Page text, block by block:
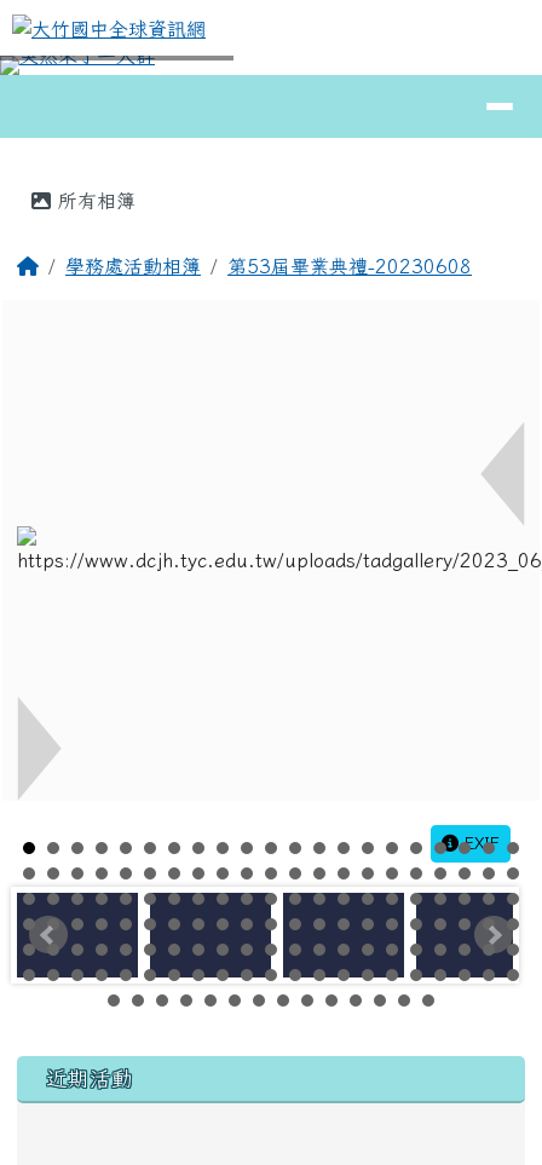
跳至主內容區
大竹國中全球資訊網
⏸
所有相簿
回首頁學務處活動相簿 第53屆畢業典禮-20230608
EXIF
左邊區域內容
近期活動